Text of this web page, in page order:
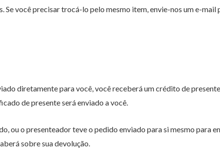
você precisar trocá-lo pelo mesmo item, envie-nos um e-mail
diretamente para você, você receberá um crédito de
de presente será enviado a você.
ou o presenteador teve o pedido enviado para si mesmo para
sobre sua devolução.